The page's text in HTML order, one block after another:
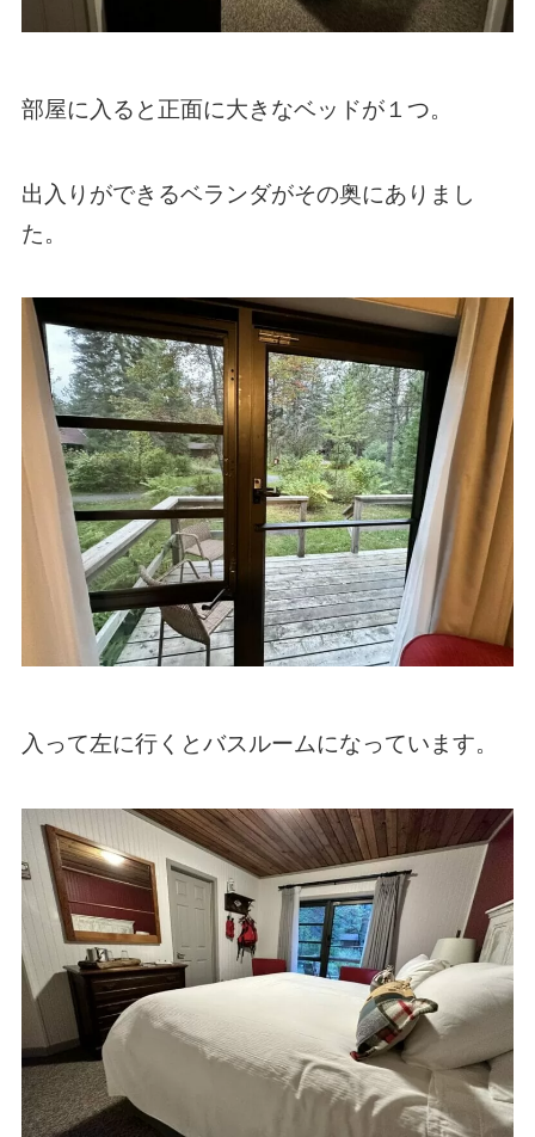
部屋に入ると正面に大きなベッドが１つ。
出入りができるベランダがその奥にありまし
た。
入って左に行くとバスルームになっています。